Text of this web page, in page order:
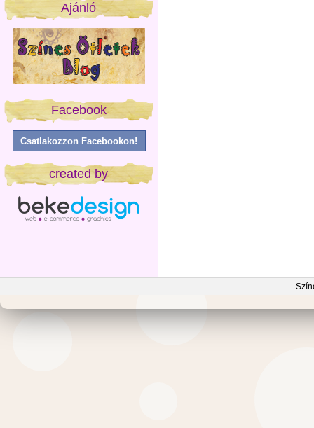
Ajánló
Facebook
Csatlakozzon Facebookon!
created by